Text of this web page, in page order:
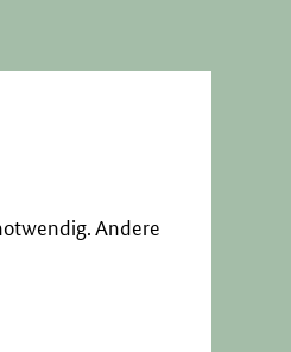
Andere